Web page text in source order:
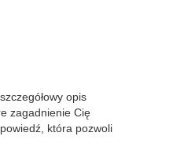
opis
zagadnienie Cię
która pozwoli